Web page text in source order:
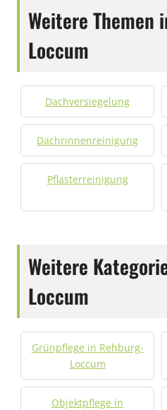
Weitere Themen
Loccum
Dachversiegelung
Dachrinnenreinigung
Pflasterreinigung
Weitere
Loccum
Grünpflege in Rehburg-
Loccum
Objektpflege in